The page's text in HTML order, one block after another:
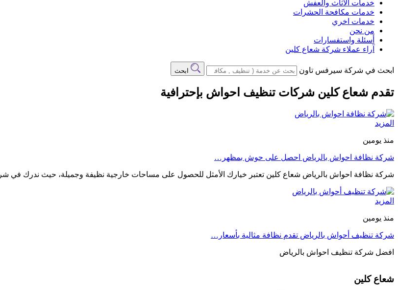
خدمات الاثاث والعفش
خدمات مكافحة الحشرات
خدمات اخري
من نحن
أسئلة واستفسارات
آراء عملاء شركة شعاع كلين
ابحث في شركة سيرفس تاون ابحث
تقدم شعاع كلين شركات تنظيف احواش بإحترافية
المزيد
منذ يومين
شركة نظافة احواش بالرياض احصل على حوش بمظهر…
شركة نظافة احواش بالرياض شعاع كلين تعتبر خيارك الأمثل للحصول على مساحات خارجية نظيفة وجميلة، حيث ندرك في
المزيد
منذ يومين
شركة تنظيف أحواش بالرياض تقدم نظافة مثالية بأسعار…
افضل شركة تنظيف احواش بالرياض
شعاع كلين